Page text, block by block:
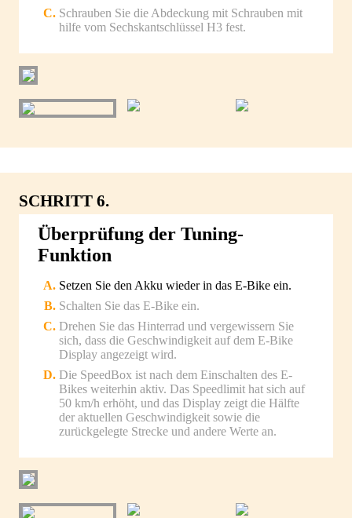
Schrauben Sie die Abdeckung mit Schrauben mit
hilfe vom Sechskantschlüssel H3 fest.
SCHRITT 6.
Überprüfung der Tuning-
Funktion
Setzen Sie den Akku wieder in das E-Bike ein.
Schalten Sie das E-Bike ein.
Drehen Sie das Hinterrad und vergewissern Sie
sich, dass die Geschwindigkeit auf dem E-Bike
Display angezeigt wird.
Die SpeedBox ist nach dem Einschalten des E-
Bikes weiterhin aktiv. Das Speedlimit hat sich auf
50 km/h erhöht, und das Display zeigt die Hälfte
der aktuellen Geschwindigkeit sowie die
zurückgelegte Strecke und andere Werte an.